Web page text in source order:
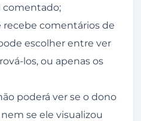
comentado;
comentários de
escolher entre ver
los, ou apenas os
poderá ver se o dono
se ele visualizou